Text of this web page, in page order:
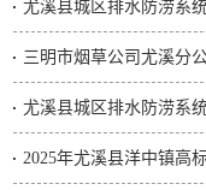
尤溪县城区排水防涝系
三明市烟草公司尤溪分
尤溪县城区排水防涝系
2025年尤溪县洋中镇高